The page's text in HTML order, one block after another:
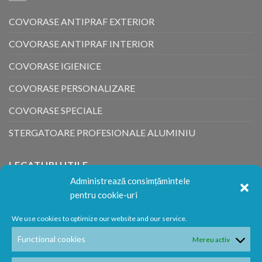
Administrează consimțămintele
pentru cookie-uri
We use cookies to optimize our website and our service.
Functional cookies Mereu activ
COVORASE ANTIPRAF EXTERIOR
COVORASE ANTIPRAF INTERIOR
COVORASE IGIENICE
COVORASE PERSONALIZARE
COVORASE SPECIALE
STERGATOARE PROFESIONALE ALUMINIU
LEGATURI UTILE
Urmărește comandă
ANPC
Politica retur